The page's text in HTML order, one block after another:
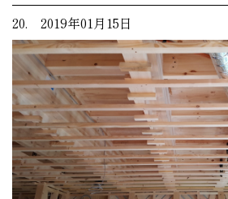
20. 2019年01月15日